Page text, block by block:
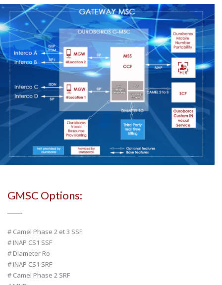
GMSC Options:
# Camel Phase 2 et 3 SSF
# INAP CS1 SSF
# Diameter Ro
# INAP CS1 SRF
# Camel Phase 2 SRF